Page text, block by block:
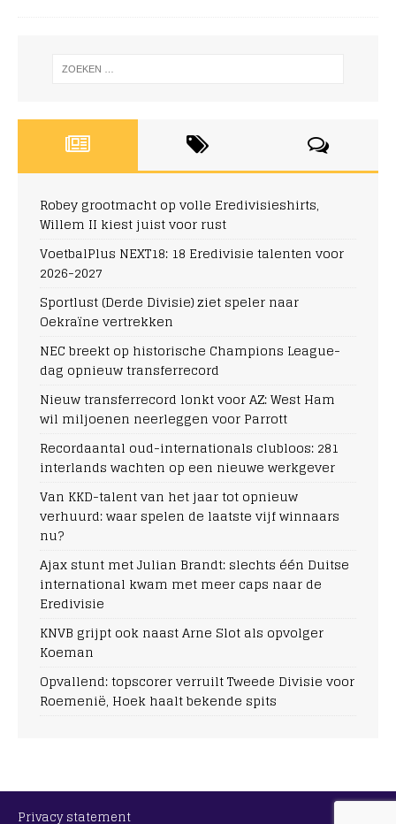
Robey grootmacht op volle Eredivisieshirts,
Willem II kiest juist voor rust
VoetbalPlus NEXT18: 18 Eredivisie talenten voor
2026-2027
Sportlust (Derde Divisie) ziet speler naar
Oekraïne vertrekken
NEC breekt op historische Champions League-
dag opnieuw transferrecord
Nieuw transferrecord lonkt voor AZ: West Ham
wil miljoenen neerleggen voor Parrott
Recordaantal oud-internationals clubloos: 281
interlands wachten op een nieuwe werkgever
Van KKD-talent van het jaar tot opnieuw
verhuurd: waar spelen de laatste vijf winnaars
nu?
Ajax stunt met Julian Brandt: slechts één Duitse
international kwam met meer caps naar de
Eredivisie
KNVB grijpt ook naast Arne Slot als opvolger
Koeman
Opvallend: topscorer verruilt Tweede Divisie voor
Roemenië, Hoek haalt bekende spits
Privacy statement